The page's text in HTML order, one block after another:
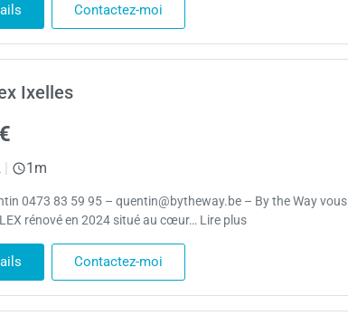
Contactez-moi
Ixelles
| 1m
0473 83 59 95 – quentin@bytheway.be – By the Way vous
rénové en 2024 situé au cœur… Lire plus
Contactez-moi